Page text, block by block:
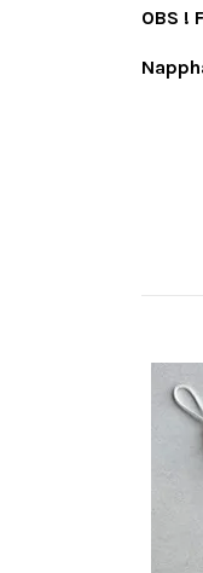
OBS !